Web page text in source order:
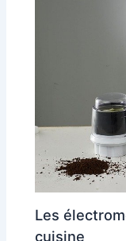
Les
cuisine